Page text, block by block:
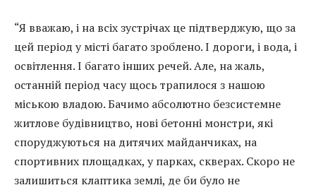
“Я вважаю, і на всіх зустрічах це підтверджую, що за
цей період у місті багато зроблено. І дороги, і вода, і
освітлення. І багато інших речей. Але, на жаль,
останній період часу щось трапилося з нашою
міською владою. Бачимо абсолютно безсистемне
житлове будівництво, нові бетонні монстри, які
споруджуються на дитячих майданчиках, на
спортивних площадках, у парках, скверах. Скоро не
залишиться клаптика землі, де би було не